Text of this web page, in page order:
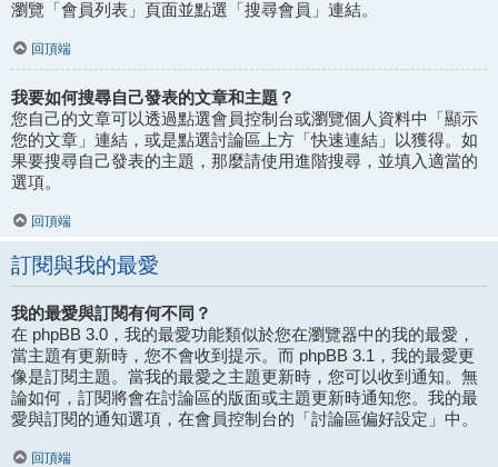
瀏覽「會員列表」頁面並點選「搜尋會員」連結。
回頂端
我要如何搜尋自己發表的文章和主題？
您自己的文章可以透過點選會員控制台或瀏覽個人資料中「顯示
您的文章」連結，或是點選討論區上方「快速連結」以獲得。如
果要搜尋自己發表的主題，那麼請使用進階搜尋，並填入適當的
選項。
回頂端
訂閱與我的最愛
我的最愛與訂閱有何不同？
在 phpBB 3.0，我的最愛功能類似於您在瀏覽器中的我的最愛，
當主題有更新時，您不會收到提示。而 phpBB 3.1，我的最愛更
像是訂閱主題。當我的最愛之主題更新時，您可以收到通知。無
論如何，訂閱將會在討論區的版面或主題更新時通知您。我的最
愛與訂閱的通知選項，在會員控制台的「討論區偏好設定」中。
回頂端